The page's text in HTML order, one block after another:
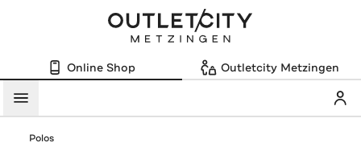
Online Shop Outletcity Metzingen
Menü
Polos